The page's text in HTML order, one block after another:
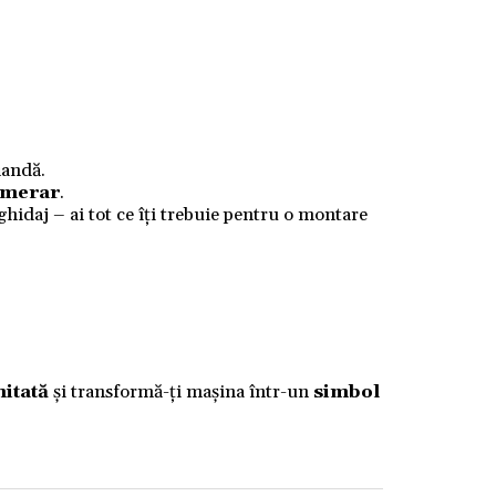
.
– ai tot ce îți trebuie pentru o montare
și transformă-ți mașina într-un simbol